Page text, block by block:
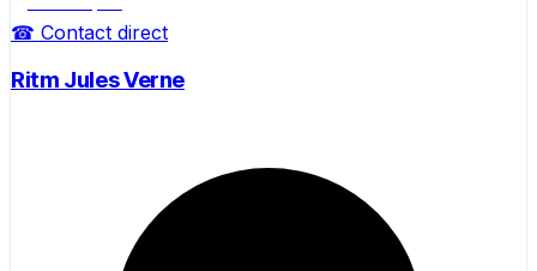
☎ Contact direct
Ritm Jules Verne